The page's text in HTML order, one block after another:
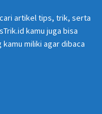
artikel tips, trik, serta
kamu juga bisa
miliki agar dibaca